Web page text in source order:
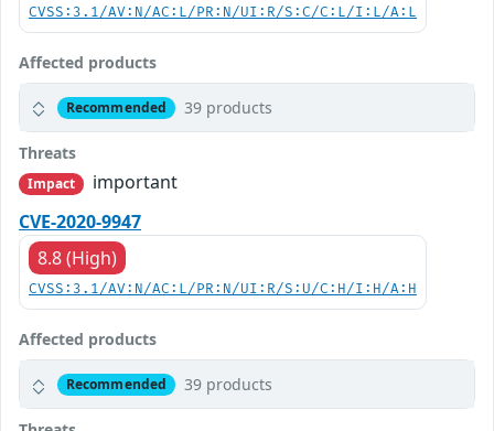
CVSS:3.1/AV:N/AC:L/PR:N/UI:R/S:C/C:L/I:L/A:L
Affected products
Recommended 39 products
Threats
Impact
important
CVE-2020-9947
8.8 (High)
CVSS:3.1/AV:N/AC:L/PR:N/UI:R/S:U/C:H/I:H/A:H
Affected products
Recommended 39 products